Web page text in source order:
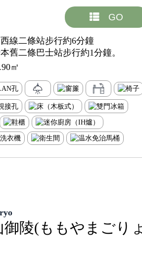
GO
線二條站步行約6分鐘
舊二條巴士站步行約1分鐘。
㎡
御陵(ももやまごり